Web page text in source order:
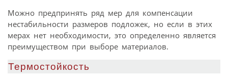
Можно предпринять ряд мер для компенсации
нестабильности размеров подложек, но если в этих
мерах нет необходимости, это определенно является
преимуществом при выборе материалов.
Термостойкость